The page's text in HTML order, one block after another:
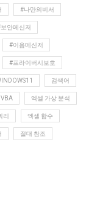
#나만의비서
안메신저
#이음메신저
#프라이버시보호
검색어
엑셀 가상 분석
리 엑셀 함수
절대 참조